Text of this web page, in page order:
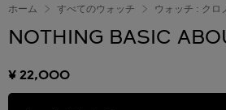
ホーム すべてのウォッチ ウォッチ : クロ
NOTHING BASIC
¥ 22,000